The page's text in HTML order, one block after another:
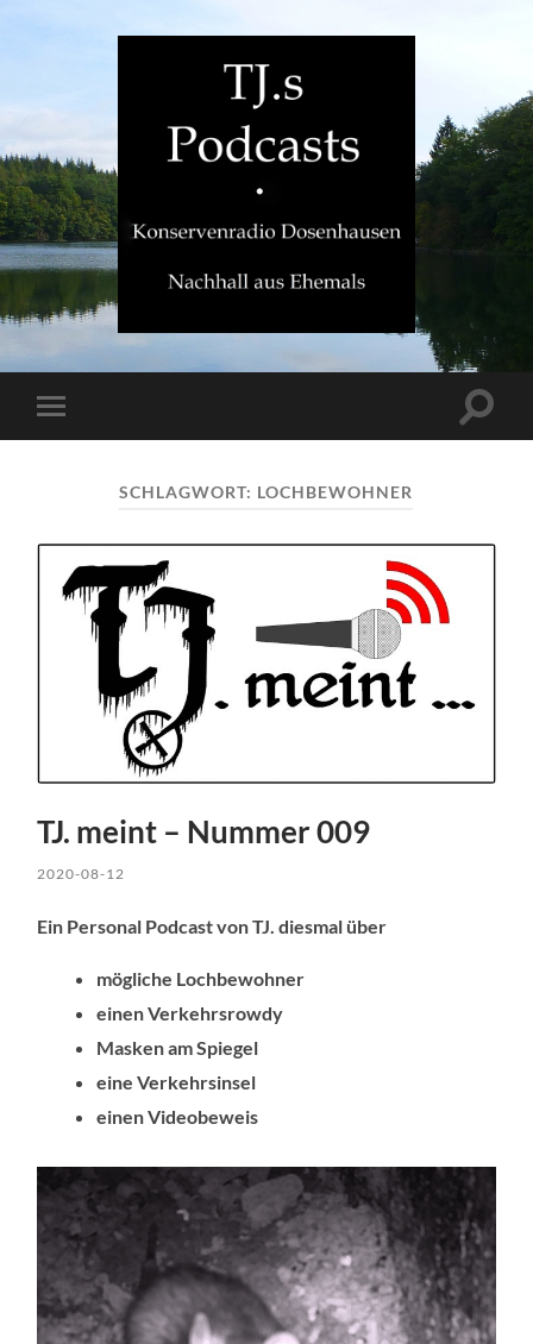
TJ.s
Mobile-
Menü
SCHLAGWORT: LOCHBEWOHNER
TJ. meint – Nummer 009
2020-08-12
Ein Personal Podcast von TJ. diesmal über
mögliche Lochbewohner
einen Verkehrsrowdy
Masken am Spiegel
eine Verkehrsinsel
einen Videobeweis